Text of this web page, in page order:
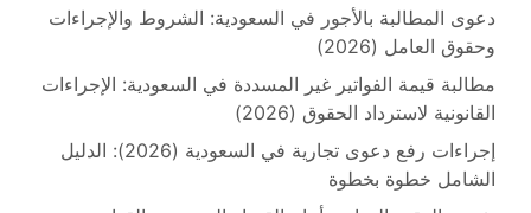
دعوى المطالبة بالأجور في السعودية: الشروط والإجراءات
وحقوق العامل (2026)
مطالبة قيمة الفواتير غير المسددة في السعودية: الإجراءات
القانونية لاسترداد الحقوق (2026)
إجراءات رفع دعوى تجارية في السعودية (2026): الدليل
الشامل خطوة بخطوة